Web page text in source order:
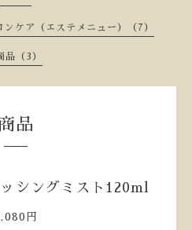
ンケア（エステメニュー）（7）
品（3）
商品
シングミスト120ml
円